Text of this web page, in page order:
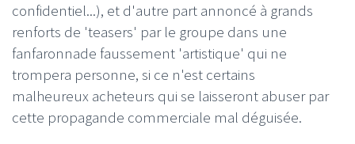
confidentiel...), et d'autre part annoncé à grands
renforts de 'teasers' par le groupe dans une
fanfaronnade faussement 'artistique' qui ne
trompera personne, si ce n'est certains
malheureux acheteurs qui se laisseront abuser par
cette propagande commerciale mal déguisée.